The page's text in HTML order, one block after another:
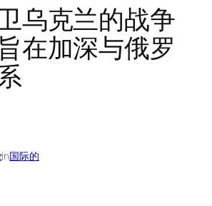
乌克兰的战争
在加深与俄罗
in国际的